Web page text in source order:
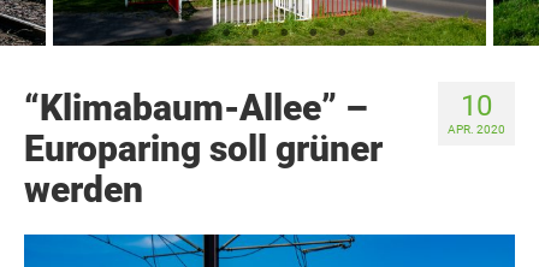
10
APR. 2020
“Klimabaum-Allee” –
Europaring soll grüner
werden